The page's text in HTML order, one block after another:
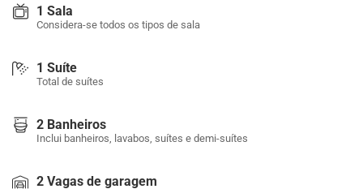
1 Sala
Considera-se todos os tipos de sala
1 Suíte
Total de suítes
2 Banheiros
Inclui banheiros, lavabos, suítes e demi-suítes
2 Vagas de garagem